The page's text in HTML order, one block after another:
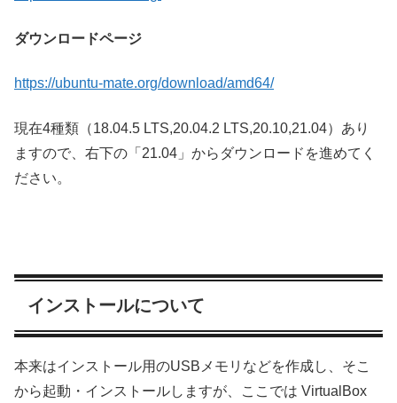
ダウンロードページ
https://ubuntu-mate.org/download/amd64/
現在4種類（18.04.5 LTS,20.04.2 LTS,20.10,21.04）あり
ますので、右下の「21.04」からダウンロードを進めてく
ださい。
インストールについて
本来はインストール用のUSBメモリなどを作成し、そこ
から起動・インストールしますが、ここでは VirtualBox